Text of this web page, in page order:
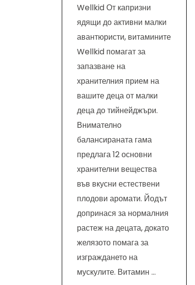
Wellkid От капризни
ядящи до активни малки
авантюристи, витамините
Wellkid помагат за
запазване на
хранителния прием на
вашите деца от малки
деца до тийнейджъри.
Внимателно
балансираната гама
предлага 12 основни
хранителни вещества
във вкусни естествени
плодови аромати. Йодът
допринася за нормалния
растеж на децата, докато
желязото помага за
изграждането на
мускулите. Витамин …